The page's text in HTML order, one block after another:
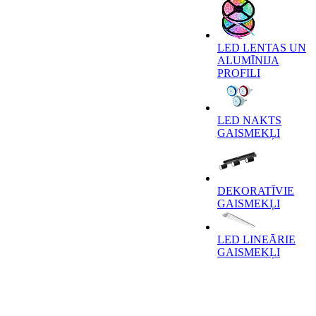
LED LENTAS UN
ALUMĪNIJA
PROFILI
LED NAKTS
GAISMEKĻI
DEKORATĪVIE
GAISMEKĻI
LED LINEĀRIE
GAISMEKĻI